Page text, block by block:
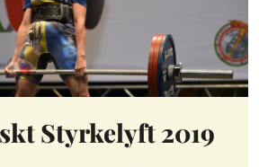
Styrkelyft 2019